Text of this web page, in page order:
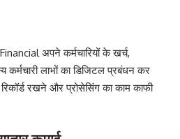
अपने कर्मचारियों के खर्च,
कर्मचारी लाभों का डिजिटल प्रबंधन कर
रखने और प्रोसेसिंग का काम काफी